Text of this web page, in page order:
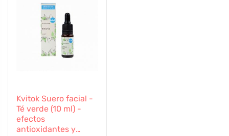
Kvitok Suero facial -
Té verde (10 ml) -
efectos
antioxidantes y